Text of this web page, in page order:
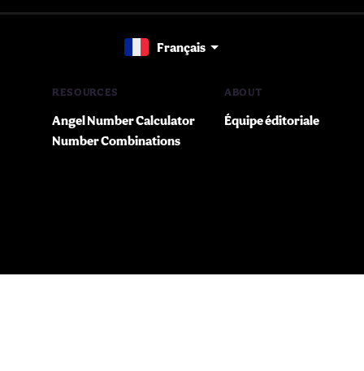
Français
RESOURCES
Angel Number Calculator
Number Combinations
ABOUT
Équipe éditoriale